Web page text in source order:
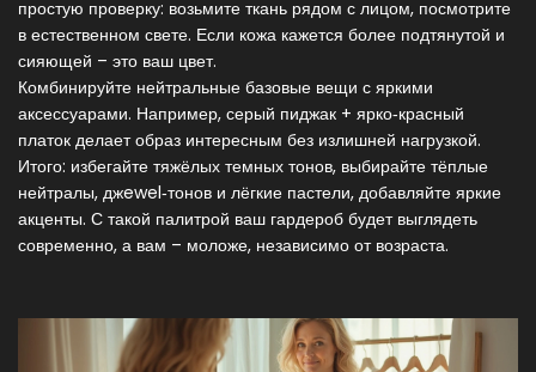
простую проверку: возьмите ткань рядом с лицом, посмотрите
в естественном свете. Если кожа кажется более подтянутой и
сияющей – это ваш цвет.
Комбинируйте нейтральные базовые вещи с яркими
аксессуарами. Например, серый пиджак + ярко‑красный
платок делает образ интересным без излишней нагрузкой.
Итого: избегайте тяжёлых темных тонов, выбирайте тёплые
нейтралы, джewel‑тонов и лёгкие пастели, добавляйте яркие
акценты. С такой палитрой ваш гардероб будет выглядеть
современно, а вам – моложе, независимо от возраста.